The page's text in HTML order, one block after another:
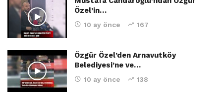
Özel’in…
10 ay önce 167
Özgür Özel’den Arnavutköy
Belediyesi’ne ve…
10 ay önce 138